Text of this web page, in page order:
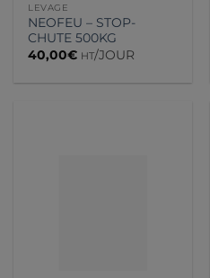
LEVAGE
NEOFEU – STOP-
CHUTE 500KG
40,00€ HT/JOUR